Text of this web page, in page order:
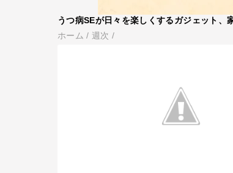
うつ病SEが日々を楽しくするガジェット
ホーム / 週次 /